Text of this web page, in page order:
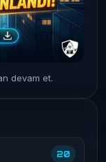
devam et.
20